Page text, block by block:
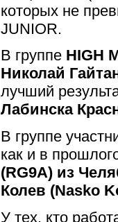
которых не
JUNIOR.
В группе HIGH
Николай
лучший
Лабинска
В группе
как и в
(RG9A) из
Колев (Nasko
У тех, кто